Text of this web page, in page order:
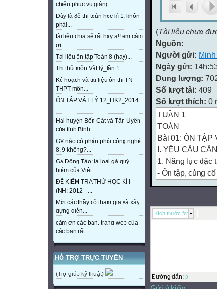
chiếu phục vụ giảng...
Đây là đề thi toán học kì 1, khôn
phải...
tài liệu chia sẻ rất hay ạ!! em cám
ơn...
Tài liệu ôn tập Toán 8 (hay)...
Thi thử môn Vật lý_lần 1 ...
Kế hoạch và tài liệu ôn thi TN
THPT môn...
ÔN TẬP VẬT LÝ 12_HK2_2014
...
Hai huyện Bến Cát và Tân Uyên
của tỉnh Bình...
GV nào có phân phối công nghệ
8, 9 không?...
Gà Đông Tảo: là loại gà quý
hiếm của Việt...
ĐỀ KIỂM TRA THỬ HỌC KÌ I
(NH: 2012 –...
Mời các thầy cô tham gia và xây
dựng diễn...
cảm ơn các bạn, trang web của
các bạn rất...
HỖ TRỢ TRỰC TUYẾN
(Trợ giúp kỹ thuật)
(Tài liệu chưa
Nguồn:
Người gửi:
Ngày gửi:
Dung lượng:
Số lượt tải: 409
Số lượt thích: 0
TUẦN 1
TOÁN
Bài 01: ÔN TẬP
I. YÊU CẦU
1. Năng lực đặc
- Ôn tập, củng
- Ôn tập về ước
học
2. Năng lực
dụng.
Kích thước font
Đường dẫn: p